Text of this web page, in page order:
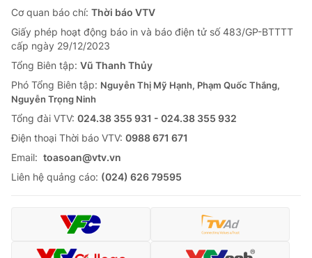
Cơ quan báo chí: Thời báo VTV
Giấy phép hoạt động báo in và báo điện tử số 483/GP-BTTTT
cấp ngày 29/12/2023
Tổng Biên tập: Vũ Thanh Thủy
Phó Tổng Biên tập: Nguyễn Thị Mỹ Hạnh, Phạm Quốc Thắng,
Nguyễn Trọng Ninh
Tổng đài VTV: 024.38 355 931 - 024.38 355 932
Ðiện thoại Thời báo VTV: 0988 671 671
Email: toasoan@vtv.vn
Liên hệ quảng cáo: (024) 626 79595